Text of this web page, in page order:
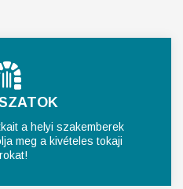
a helyi szakemberek
meg a kivételes tokaji